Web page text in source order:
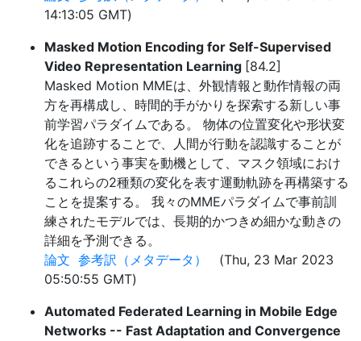
14:13:05 GMT)
Masked Motion Encoding for Self-Supervised
Video Representation Learning [84.2]
Masked Motion MMEは、外観情報と動作情報の両
方を再構成し、時間的手がかりを探索する新しい事
前学習パラダイムである。 物体の位置変化や形状変
化を追跡することで、人間が行動を認識することが
できるという事実を動機として、マスク領域におけ
るこれらの2種類の変化を表す運動軌跡を再構築する
ことを提案する。 我々のMMEパラダイムで事前訓
練されたモデルでは、長期的かつきめ細かな動きの
詳細を予測できる。
論文 参考訳（メタデータ）
(Thu, 23 Mar 2023
05:50:55 GMT)
Automated Federated Learning in Mobile Edge
Networks -- Fast Adaptation and Convergence